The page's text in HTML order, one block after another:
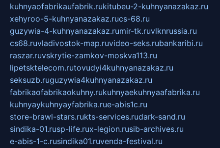
kuhnyaofabrikaufabrik.rukitubeu-2-kuhnyanazakaz.ru
xehyroo-5-kuhnyanazakaz.rucs-68.ru
guzywia-4-kuhnyanazakaz.rumir-tk.ruvlknrussia.ru
cs68.ruvladivostok-map.ruvideo-seks.rubankaribi.ru
raszar.ruvskrytie-zamkov-moskva113.ru
lipetsktelecom.rutovudyi4kuhnyanazakaz.ru
seksuzb.ruguzywia4kuhnyanazakaz.ru
fabrikaofabrikaokuhny.rukuhnyaekuhnyaafabrika.ru
kuhnyaykuhnyayfabrika.rue-abis1c.ru
store-brawl-stars.rukts-services.rudark-sand.ru
sindika-01.rusp-life.rux-legion.rusib-archives.ru
e-abis-1-c.rusindika01.ruvenda-festival.ru